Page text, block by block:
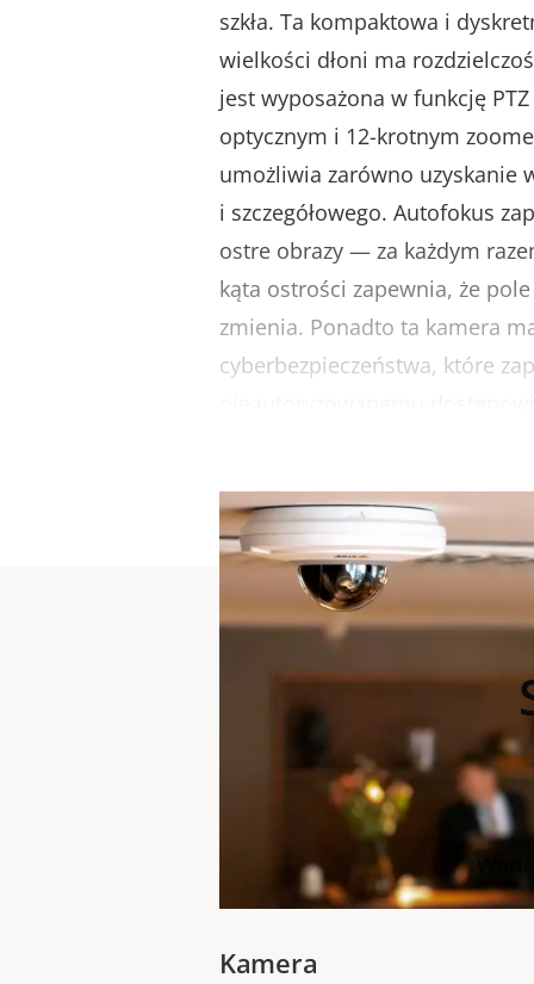
szkła. Ta kompaktowa i
wielkości dłoni ma
jest wyposażona w funkcję
optycznym i 12-krotnym
umożliwia zarówno uzyskanie
i szczegółowego. Autofokus
ostre obrazy — za każdym
kąta ostrości zapewnia, że
zmienia. Ponadto ta kamera
cyberbezpieczeństwa, które
Kamera